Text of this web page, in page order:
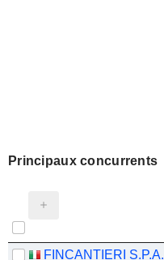
Principaux concurrents
FINCANTIERI S.P.A.